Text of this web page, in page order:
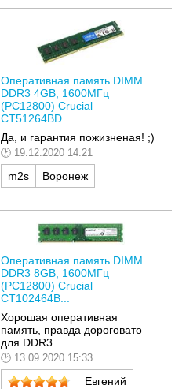
Оперативная память DIMM
DDR3 4GB, 1600МГц
(PC12800) Crucial
CT51264BD...
Да, и гарантия пожизненая! ;)
19.12.2020 14:21
m2s Воронеж
Оперативная память DIMM
DDR3 8GB, 1600МГц
(PC12800) Crucial
CT102464B...
Хорошая оперативная
память, правда дороговато
для DDR3
13.09.2020 15:33
Евгений